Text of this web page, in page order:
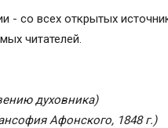
- со всех открытых
читателей.
духовника)
Афонского, 1848 г.)